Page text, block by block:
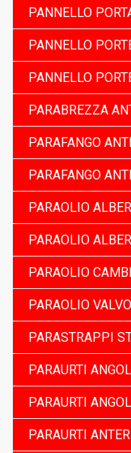
PANNELLO
PANNELLO
PANNELLO
PARABREZZA
PARAFANGO
PARAFANGO
PARAOLIO
PARAOLIO
PARAOLIO
PARAOLIO
PARASTRAPPI
PARAURTI
PARAURTI
PARAURTI